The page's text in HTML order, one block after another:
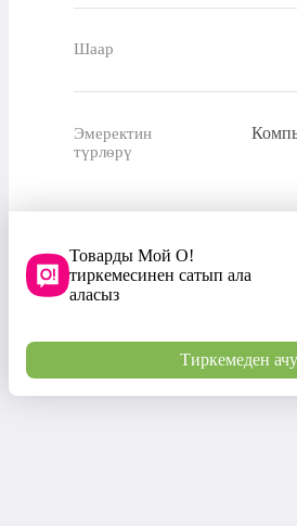
Шаар
Эмеректин
түрлөрү
Товарды Мой О!
тиркемесинен сатып ала
аласыз
Тиркемеден